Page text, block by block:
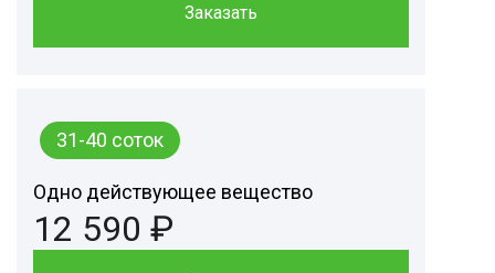
Заказать
31-40 соток
Одно действующее вещество
12 590 ₽